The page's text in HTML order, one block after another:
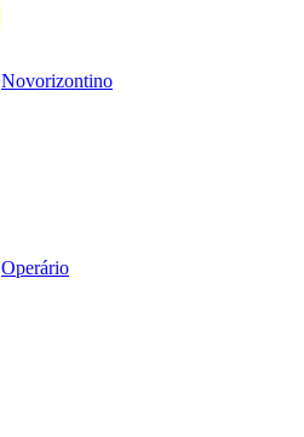
Novorizontino
Operário